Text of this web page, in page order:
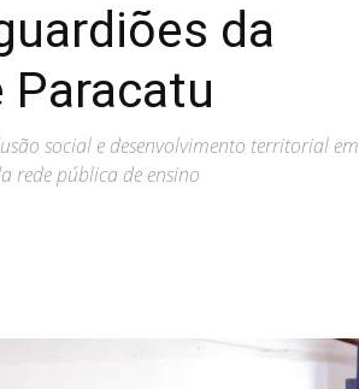
da
social e desenvolvimento territorial em
rede pública de ensino